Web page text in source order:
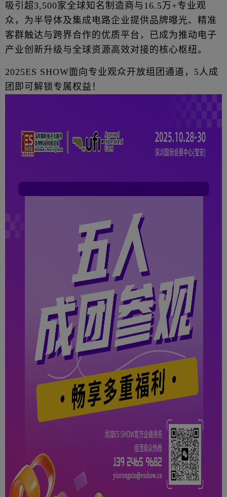
吸引超3,500家全球知名制造商与16.5万+专业观
众，为半导体及集成电路企业提供品牌曝光、精准
客群触达与跨界合作的优质平台，已成为推动电子
产业创新升级与全球资源高效对接的核心枢纽。
2025ES SHOW面向专业观众开放组团通道，5人成
团即可解锁专属权益！